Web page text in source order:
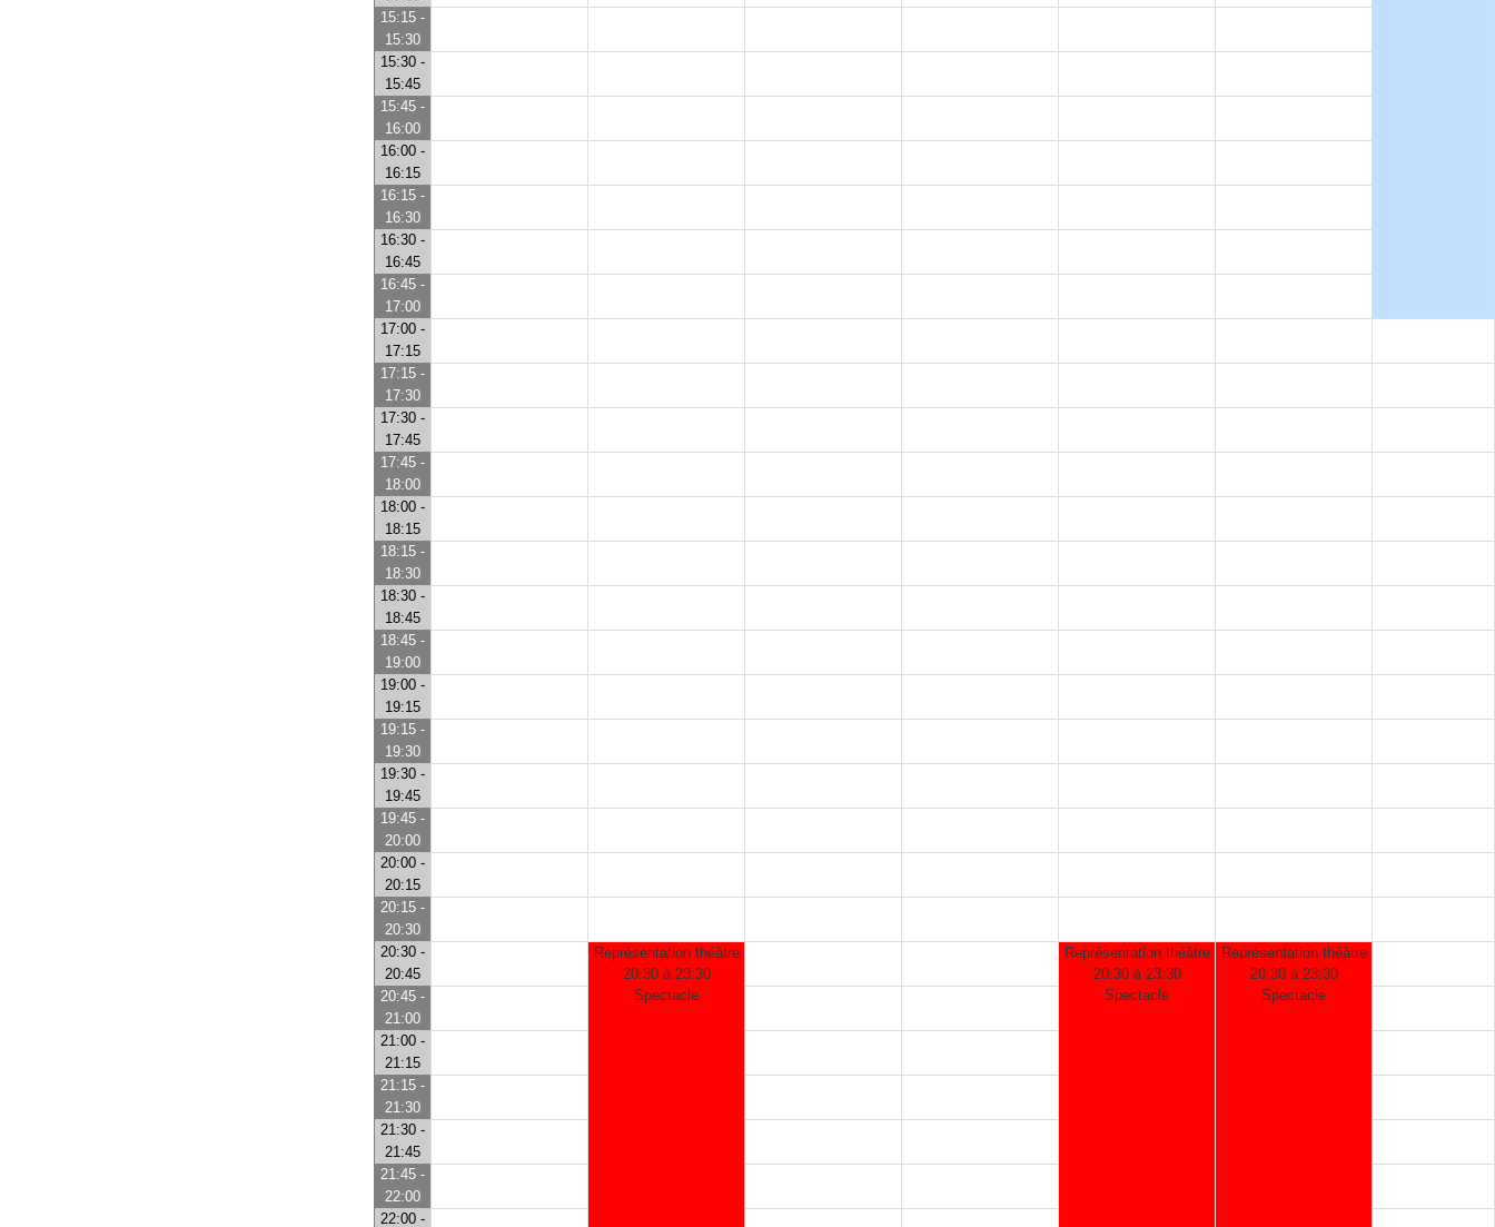
15:15 -
15:30
15:30 -
15:45
15:45 -
16:00
16:00 -
16:15
16:15 -
16:30
16:30 -
16:45
16:45 -
17:00
17:00 -
17:15
17:15 -
17:30
17:30 -
17:45
17:45 -
18:00
18:00 -
18:15
18:15 -
18:30
18:30 -
18:45
18:45 -
19:00
19:00 -
19:15
19:15 -
19:30
19:30 -
19:45
19:45 -
20:00
20:00 -
20:15
20:15 -
20:30
20:30 -
20:45
Représentation théâtre
20:30 à 23:30
Spectacle
Représentation théâtre
20:30 à 23:30
Spectacle
Représentation théâtre
20:30 à 23:30
Spectacle
20:45 -
21:00
21:00 -
21:15
21:15 -
21:30
21:30 -
21:45
21:45 -
22:00
22:00 -